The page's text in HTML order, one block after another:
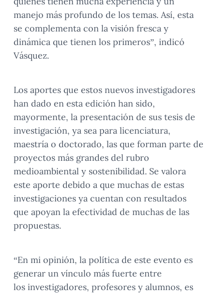
manejo más profundo de los temas. Así, esta
se complementa con la visión fresca y
dinámica que tienen los primeros”, indicó
Vásquez.
Los aportes que estos nuevos investigadores
han dado en esta edición han sido,
mayormente, la presentación de sus tesis de
investigación, ya sea para licenciatura,
maestría o doctorado, las que forman parte de
proyectos más grandes del rubro
medioambiental y sostenibilidad. Se valora
este aporte debido a que muchas de estas
investigaciones ya cuentan con resultados
que apoyan la efectividad de muchas de las
propuestas.
“En mi opinión, la política de este evento es
generar un vínculo más fuerte entre
los investigadores, profesores y alumnos, es